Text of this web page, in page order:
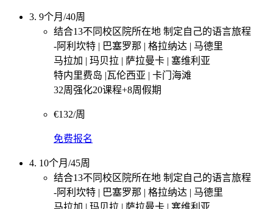
3. 9个月/40周
结合13不同校区院所在地 制定自己的语言旅程
-阿利坎特 | 巴塞罗那 | 格拉纳达 | 马德里
马拉加 | 玛贝拉 | 萨拉曼卡 | 塞维利亚
特内里费岛 |瓦伦西亚 | 卡门海滩
32周强化20课程+8周假期
€132/周
免费报名
4. 10个月/45周
结合13不同校区院所在地 制定自己的语言旅程
-阿利坎特 | 巴塞罗那 | 格拉纳达 | 马德里
马拉加 | 玛贝拉 | 萨拉曼卡 | 塞维利亚